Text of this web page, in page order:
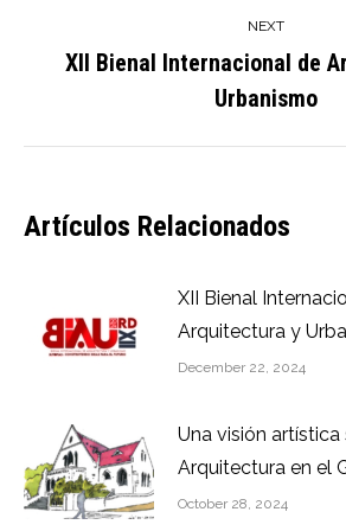
NEXT
Next
post:
XII Bienal Internacional de
Urbanismo
Artículos Relacionados
XII Bienal
Arquitectura y
December 22, 2024
Una visión artística
Arquitectura en el
October 28, 2024